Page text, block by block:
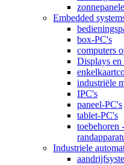
Embedded
box-PC's
computers
Displays en
industriële
IPC's
paneel-PC's
tablet-PC's
toebehoren
Industriele